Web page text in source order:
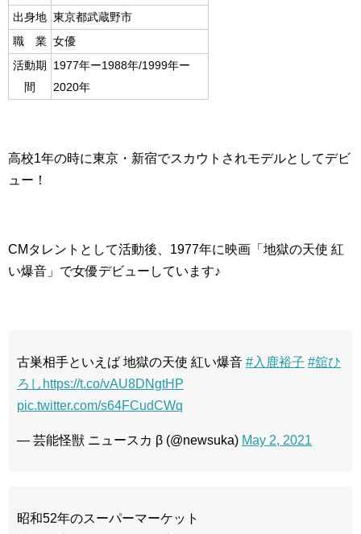
出身地 東京都武蔵野市
職 業 女優
活動期
間
1977年ー1988年/1999年ー
2020年
高校1年の時に東京・新宿でスカウトされモデルとしてデビ
ュー！
CMタレントとして活動後、1977年に映画「地獄の天使 紅
い爆音」で女優デビューしています♪
古巣相手といえば 地獄の天使 紅い爆音 #入鹿裕子 #舘ひ
ろし https://t.co/vAU8DNgtHP
pic.twitter.com/s64FCudCWq
— 芸能怪獣 ニュースカ β (@newsuka) May 2, 2021
昭和52年のスーパーマーケット